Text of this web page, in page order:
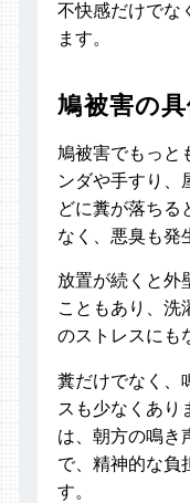
不快感だけでな
ます。
鳩被害の具
鳩被害でもっと
ンダや手すり、
どに糞が落ちる
なく、悪臭も発
放置が続くと外
こともあり、洗
のストレスにも
糞だけでなく、
スも少なくあり
は、朝方の鳴き
で、精神的な負
す。